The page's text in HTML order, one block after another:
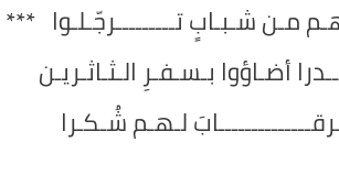
مـن شـبـابٍ تـــــــــرجّـلـوا ***
أضـاؤوا بـسـفـرِ الـثـاثـريـن
لـهـم شُـكـرا